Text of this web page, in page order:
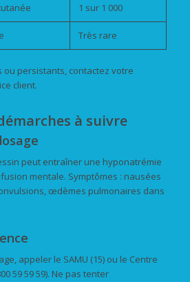
1 sur 1 000
Très rare
ou persistants, contactez votre
client.
à suivre
peut entraîner une hyponatrémie
mentale. Symptômes : nausées
œdèmes pulmonaires dans
appeler le SAMU (15) ou le Centre
59 59 59). Ne pas tenter